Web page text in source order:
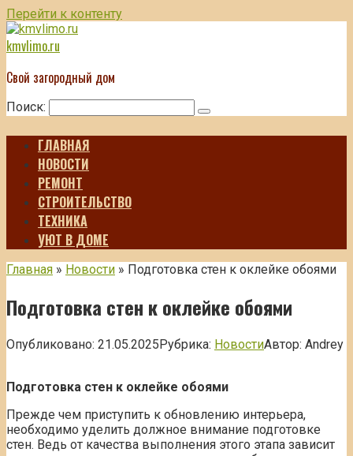
Перейти к контенту
kmvlimo.ru
Свой загородный дом
Поиск:
ГЛАВНАЯ
НОВОСТИ
РЕМОНТ
СТРОИТЕЛЬСТВО
ТЕХНИКА
УЮТ В ДОМЕ
Главная » Новости » Подготовка стен к оклейке обоями
Подготовка стен к оклейке обоями
Опубликовано: 21.05.2025Рубрика: НовостиАвтор: Andrey
Подготовка стен к оклейке обоями
Прежде чем приступить к обновлению интерьера,
необходимо уделить должное внимание подготовке
стен. Ведь от качества выполнения этого этапа зависит